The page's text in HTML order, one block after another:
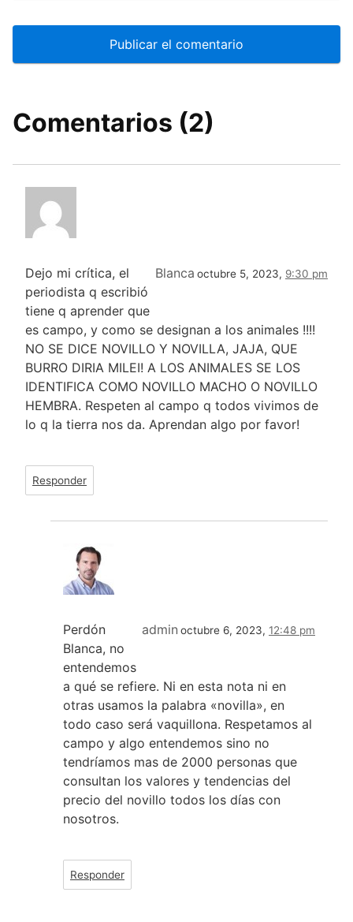
Comentarios (2)
Blanca octubre 5, 2023, 9:30 pm
Dejo mi crítica, el
periodista q escribió
tiene q aprender que
es campo, y como se designan a los animales !!!!
NO SE DICE NOVILLO Y NOVILLA, JAJA, QUE
BURRO DIRIA MILEI! A LOS ANIMALES SE LOS
IDENTIFICA COMO NOVILLO MACHO O NOVILLO
HEMBRA. Respeten al campo q todos vivimos de
lo q la tierra nos da. Aprendan algo por favor!
Responder
admin octubre 6, 2023, 12:48 pm
Perdón
Blanca, no
entendemos
a qué se refiere. Ni en esta nota ni en
otras usamos la palabra «novilla», en
todo caso será vaquillona. Respetamos al
campo y algo entendemos sino no
tendríamos mas de 2000 personas que
consultan los valores y tendencias del
precio del novillo todos los días con
nosotros.
Responder